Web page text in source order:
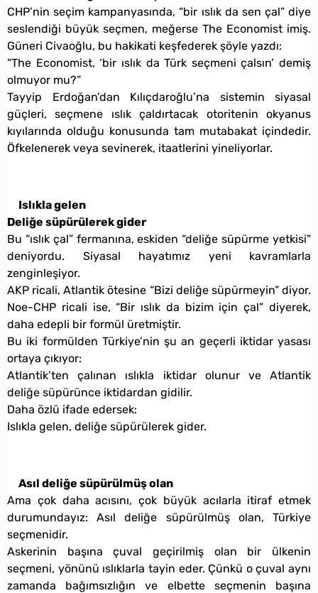
CHP’nin seçim kampanyasında, “bir ıslık da sen çal” diye
seslendiği büyük seçmen, meğerse The Economist imiş.
Güneri Civaoğlu, bu hakikati keşfederek şöyle yazdı:
“The Economist, ‘bir ıslık da Türk seçmeni çalsın’ demiş
olmuyor mu?”
Tayyip Erdoğan’dan Kılıçdaroğlu’na sistemin siyasal
güçleri, seçmene ıslık çaldırtacak otoritenin okyanus
kıyılarında olduğu konusunda tam mutabakat içindedir.
Öfkelenerek veya sevinerek, itaatlerini yineliyorlar.
Islıkla gelen
Deliğe süpürülerek gider
Bu “ıslık çal” fermanına, eskiden “deliğe süpürme yetkisi”
deniyordu. Siyasal hayatımız yeni kavramlarla
zenginleşiyor.
AKP ricali, Atlantik ötesine “Bizi deliğe süpürmeyin” diyor.
Noe-CHP ricali ise, “Bir ıslık da bizim için çal” diyerek,
daha edepli bir formül üretmiştir.
Bu iki formülden Türkiye’nin şu an geçerli iktidar yasası
ortaya çıkıyor:
Atlantik’ten çalınan ıslıkla iktidar olunur ve Atlantik
deliğe süpürünce iktidardan gidilir.
Daha özlü ifade edersek:
Islıkla gelen, deliğe süpürülerek gider.
Asıl deliğe süpürülmüş olan
Ama çok daha acısını, çok büyük acılarla itiraf etmek
durumundayız: Asıl deliğe süpürülmüş olan, Türkiye
seçmenidir.
Askerinin başına çuval geçirilmiş olan bir ülkenin
seçmeni, yönünü ıslıklarla tayin eder. Çünkü o çuval aynı
zamanda bağımsızlığın ve elbette seçmenin başına